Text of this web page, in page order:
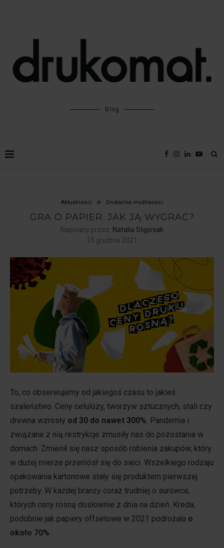
Blog
Aktualności Drukarnia możliwości
GRA O PAPIER. JAK JĄ WYGRAĆ?
Napisany przez: Natalia Stępniak
15 grudnia 2021
To, co obserwujemy od jakiegoś czasu to jakieś
szaleństwo. Ceny celulozy, tworzyw sztucznych, stali czy
drewna wzrosły od 30 do nawet 300%. Pandemia i
związane z nią restrykcje zmusiły nas do pozostania w
domach. Zmienił się nasz sposób robienia zakupów, który
w dużej mierze przeniósł się do sieci. Wszelkiego rodzaju
opakowania kartonowe stały się produktem pierwszej
potrzeby. W każdej branży coraz trudniej o surowce,
których ceny rosną dosłownie z dnia na dzień. Kreda,
podobnie jak papiery offsetowe w 2021 podrożała o
około 70%.